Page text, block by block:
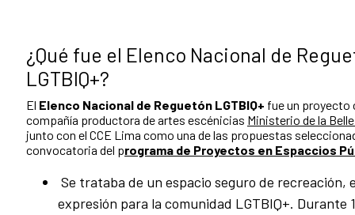
¿Qué fue el Elenco Nacional de
LGTBIQ+?
El Elenco Nacional de Reguetón LGTBIQ+ fue un proyecto
compañía productora de artes escénicias Ministerio de la
junto con el CCE Lima como una de las propuestas
convocatoria del programa de Proyectos en Espaccios
Se trataba de un espacio seguro de recreación,
expresión para la comunidad LGTBIQ+. Durante